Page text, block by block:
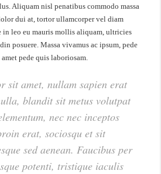
Aliquam nisl penatibus commodo massa
dui at, tortor ullamcorper vel diam
in leo eu mauris mollis aliquam, ultricies
posuere. Massa vivamus ac ipsum, pede
pede quis laboriosam.
sit amet, nullam sapien erat
blandit sit metus volutpat
nec nec inceptos
erat, sociosqu et sit
sed aenean. Faucibus per
potenti, tristique iaculis